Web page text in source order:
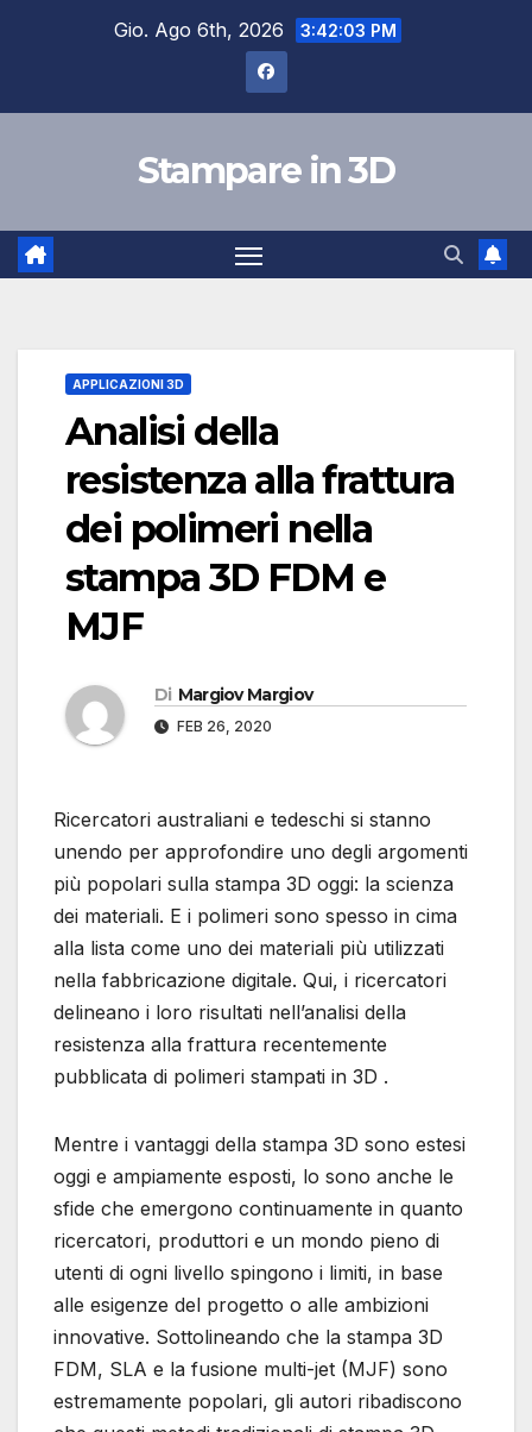
Gio. Ago 6th, 2026 3:42:04 PM
Stampare in 3D
APPLICAZIONI 3D
Analisi della
resistenza alla frattura
dei polimeri nella
stampa 3D FDM e
MJF
Di Margiov Margiov
FEB 26, 2020
Ricercatori australiani e tedeschi si stanno
unendo per approfondire uno degli argomenti
più popolari sulla stampa 3D oggi: la scienza
dei materiali. E i polimeri sono spesso in cima
alla lista come uno dei materiali più utilizzati
nella fabbricazione digitale. Qui, i ricercatori
delineano i loro risultati nell’analisi della
resistenza alla frattura recentemente
pubblicata di polimeri stampati in 3D .
Mentre i vantaggi della stampa 3D sono estesi
oggi e ampiamente esposti, lo sono anche le
sfide che emergono continuamente in quanto
ricercatori, produttori e un mondo pieno di
utenti di ogni livello spingono i limiti, in base
alle esigenze del progetto o alle ambizioni
innovative. Sottolineando che la stampa 3D
FDM, SLA e la fusione multi-jet (MJF) sono
estremamente popolari, gli autori ribadiscono